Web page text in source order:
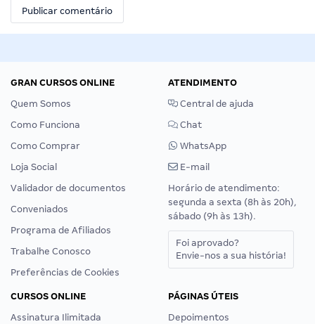
GRAN CURSOS ONLINE
Quem Somos
Como Funciona
Como Comprar
Loja Social
Validador de documentos
Conveniados
Programa de Afiliados
Trabalhe Conosco
Preferências de Cookies
ATENDIMENTO
Central de ajuda
Chat
WhatsApp
E-mail
Horário de atendimento:
segunda a sexta (8h às 20h),
sábado (9h às 13h).
Foi aprovado?
Envie-nos a sua história!
CURSOS ONLINE
Assinatura Ilimitada
PÁGINAS ÚTEIS
Depoimentos